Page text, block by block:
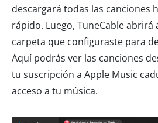
descargará todas las canciones
rápido. Luego, TuneCable
carpeta que configuraste para
Aquí podrás ver las canciones
tu suscripción a Apple Music
acceso a tu música.